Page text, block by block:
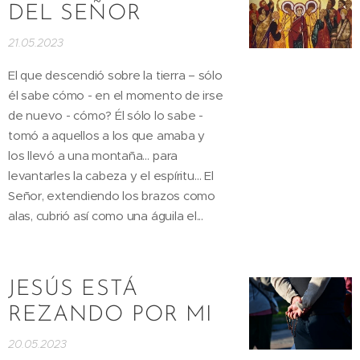
DEL SEÑOR
21.05.2023
El que descendió sobre la tierra – sólo
él sabe cómo - en el momento de irse
de nuevo - cómo? Él sólo lo sabe -
tomó a aquellos a los que amaba y
los llevó a una montaña… para
levantarles la cabeza y el espíritu… El
Señor, extendiendo los brazos como
alas, cubrió así como una águila el...
JESÚS ESTÁ
REZANDO POR MI
20.05.2023